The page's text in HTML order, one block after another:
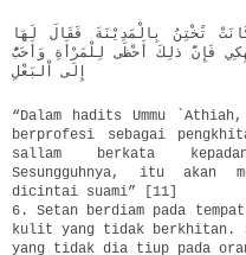
تًخْتِنُ بِالْمَدِيْنَةَ فَقَالَ لَهَا
فَإِنَّ ذلِكَ أَحْظَى لِلْمَرْأَةِ وَأَحَبُّ
إِلَى اْلبَعْلِ
“Dalam hadits Ummu
berprofesi sebagai
sallam berkata
Sesungguhnya, itu akan
dicintai suami” [11]
6. Setan berdiam pada
kulit yang tidak berkhitan.
yang tidak dia tiup pada